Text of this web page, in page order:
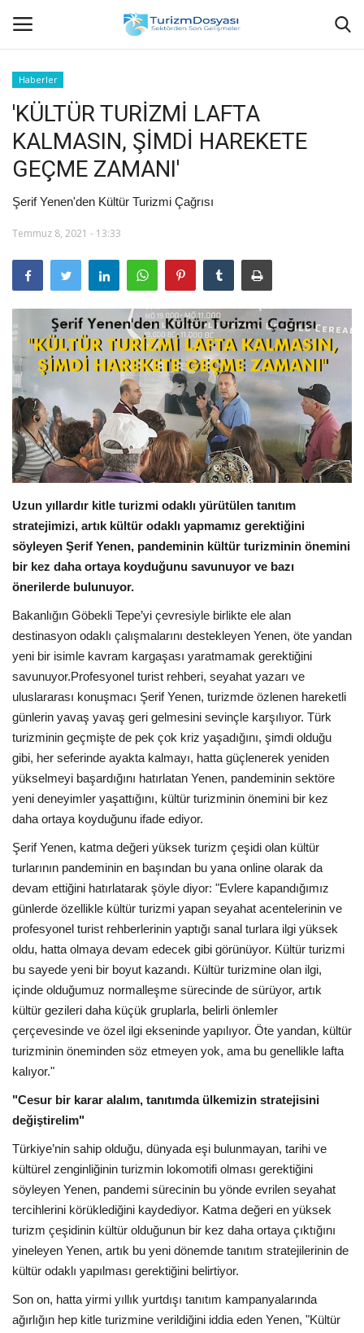
Anasayfa
Bize Ulaşın
Künye
Halil ÖNCÜ kimdir?
KVKK Aydınlatma Metni
Haberler
Görüntülü
Araştırma - İnceleme
Lezzet Durakları
Röportajlar
Gezi - Yorum
Sizlerden Gelenler
Yorumlar
Video Tanıtım
Köşe Yazarları
Galeri
Haberler
'KÜLTÜR TURİZMİ LAFTA
KALMASIN, ŞİMDİ HAREKETE
GEÇME ZAMANI'
Şerif Yenen'den Kültür Turizmi Çağrısı
Temmuz 8, 2021 - 13:33
Uzun yıllardır kitle turizmi odaklı yürütülen tanıtım
stratejimizi, artık kültür odaklı yapmamız gerektiğini
söyleyen Şerif Yenen, pandeminin kültür turizminin önemini
bir kez daha ortaya koyduğunu savunuyor ve bazı
önerilerde bulunuyor.
Bakanlığın Göbekli Tepe’yi çevresiyle birlikte ele alan
destinasyon odaklı çalışmalarını destekleyen Yenen, öte yandan
yeni bir isimle kavram kargaşası yaratmamak gerektiğini
savunuyor.Profesyonel turist rehberi, seyahat yazarı ve
uluslararası konuşmacı Şerif Yenen, turizmde özlenen hareketli
günlerin yavaş yavaş geri gelmesini sevinçle karşılıyor. Türk
turizminin geçmişte de pek çok kriz yaşadığını, şimdi olduğu
gibi, her seferinde ayakta kalmayı, hatta güçlenerek yeniden
yükselmeyi başardığını hatırlatan Yenen, pandeminin sektöre
yeni deneyimler yaşattığını, kültür turizminin önemini bir kez
daha ortaya koyduğunu ifade ediyor.
Şerif Yenen, katma değeri yüksek turizm çeşidi olan kültür
turlarının pandeminin en başından bu yana online olarak da
devam ettiğini hatırlatarak şöyle diyor: "Evlere kapandığımız
günlerde özellikle kültür turizmi yapan seyahat acentelerinin ve
profesyonel turist rehberlerinin yaptığı sanal turlara ilgi yüksek
oldu, hatta olmaya devam edecek gibi görünüyor. Kültür turizmi
bu sayede yeni bir boyut kazandı. Kültür turizmine olan ilgi,
içinde olduğumuz normalleşme sürecinde de sürüyor, artık
kültür gezileri daha küçük gruplarla, belirli önlemler
çerçevesinde ve özel ilgi ekseninde yapılıyor. Öte yandan, kültür
turizminin öneminden söz etmeyen yok, ama bu genellikle lafta
kalıyor."
"Cesur bir karar alalım, tanıtımda ülkemizin stratejisini
değiştirelim"
Türkiye’nin sahip olduğu, dünyada eşi bulunmayan, tarihi ve
kültürel zenginliğinin turizmin lokomotifi olması gerektiğini
söyleyen Yenen, pandemi sürecinin bu yönde evrilen seyahat
tercihlerini körüklediğini kaydediyor. Katma değeri en yüksek
turizm çeşidinin kültür olduğunun bir kez daha ortaya çıktığını
yineleyen Yenen, artık bu yeni dönemde tanıtım stratejilerinin de
kültür odaklı yapılması gerektiğini belirtiyor.
Son on, hatta yirmi yıllık yurtdışı tanıtım kampanyalarında
ağırlığın hep kitle turizmine verildiğini iddia eden Yenen, "Kültür